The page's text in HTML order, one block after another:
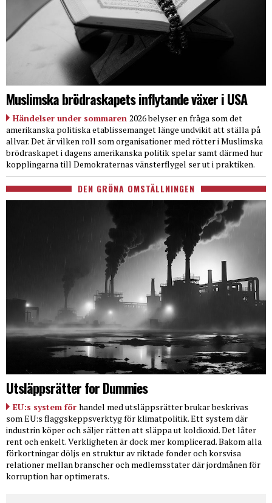
Muslimska brödraskapets inflytande växer i USA
Händelser under sommaren 2026 belyser en fråga som det
amerikanska politiska etablissemanget länge undvikit att ställa på
allvar. Det är vilken roll som organisationer med rötter i Muslimska
brödraskapet i dagens amerikanska politik spelar samt därmed hur
kopplingarna till Demokraternas vänsterflygel ser ut i praktiken.
DEN GRÖNA OMSTÄLLNINGEN
Utsläppsrätter for Dummies
EU:s system för handel med utsläppsrätter brukar beskrivas
som EU:s flaggskeppsverktyg för klimatpolitik. Ett system där
industrin köper och säljer rätten att släppa ut koldioxid. Det låter
rent och enkelt. Verkligheten är dock mer komplicerad. Bakom alla
förkortningar döljs en struktur av riktade fonder och korsvisa
relationer mellan branscher och medlemsstater där jordmånen för
korruption har optimerats.